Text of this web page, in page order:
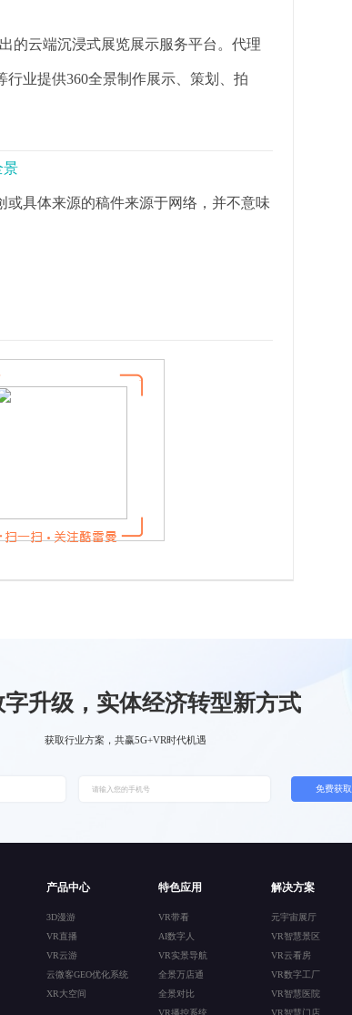
的云端沉浸式展览展示服务平台。代理
业提供360全景制作展示、策划、拍
景
具体来源的稿件来源于网络，并不意味
升级，实体经济转型新方式
获取行业方案，共赢5G+VR时代机遇
免费获取
产品中心
3D漫游
VR直播
VR云游
云微客GEO优化系统
XR大空间
特色应用
VR带看
AI数字人
VR实景导航
全景万店通
全景对比
VR播控系统
解决方案
元宇宙展厅
VR智慧景区
VR云看房
VR数字工厂
VR智慧医院
VR智慧门店